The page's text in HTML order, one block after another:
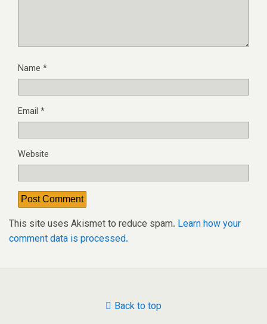
Name *
Email *
Website
This site uses Akismet to reduce spam. Learn how your
comment data is processed.
Back to top